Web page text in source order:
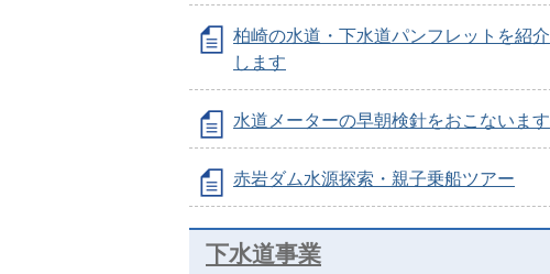
柏崎の水道・下水道パンフレットを紹介
します
水道メーターの早朝検針をおこないます
赤岩ダム水源探索・親子乗船ツアー
下水道事業